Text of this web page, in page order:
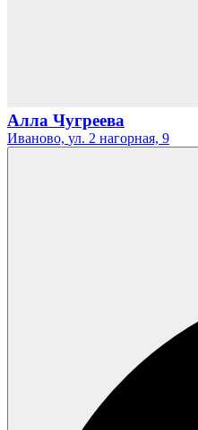
Алла Чугреева
Иваново, ул. 2 нагорная, 9